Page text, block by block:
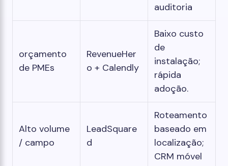
auditoria
orçamento
de PMEs
RevenueHer
o + Calendly
Baixo custo
de
instalação;
rápida
adoção.
Alto volume
/ campo
LeadSquare
d
Roteamento
baseado em
localização;
CRM móvel